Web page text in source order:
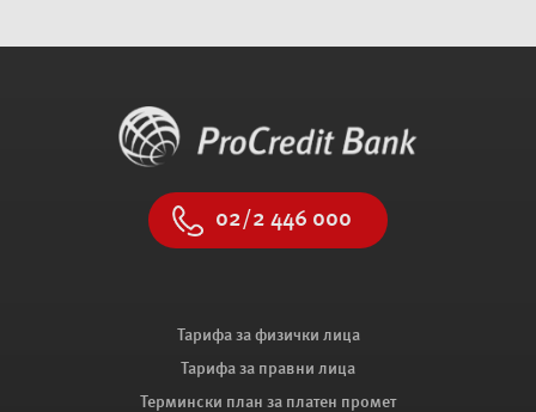
02/2 446 000
Тарифа за физички лица
Тарифа за правни лица
Термински план за платен промет